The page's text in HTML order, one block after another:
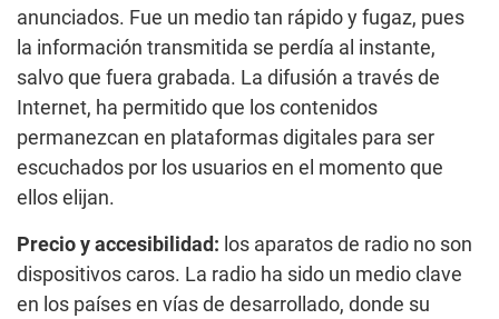
anunciados. Fue un medio tan rápido y fugaz, pues
la información transmitida se perdía al instante,
salvo que fuera grabada. La difusión a través de
Internet, ha permitido que los contenidos
permanezcan en plataformas digitales para ser
escuchados por los usuarios en el momento que
ellos elijan.
Precio y accesibilidad: los aparatos de radio no son
dispositivos caros. La radio ha sido un medio clave
en los países en vías de desarrollado, donde su